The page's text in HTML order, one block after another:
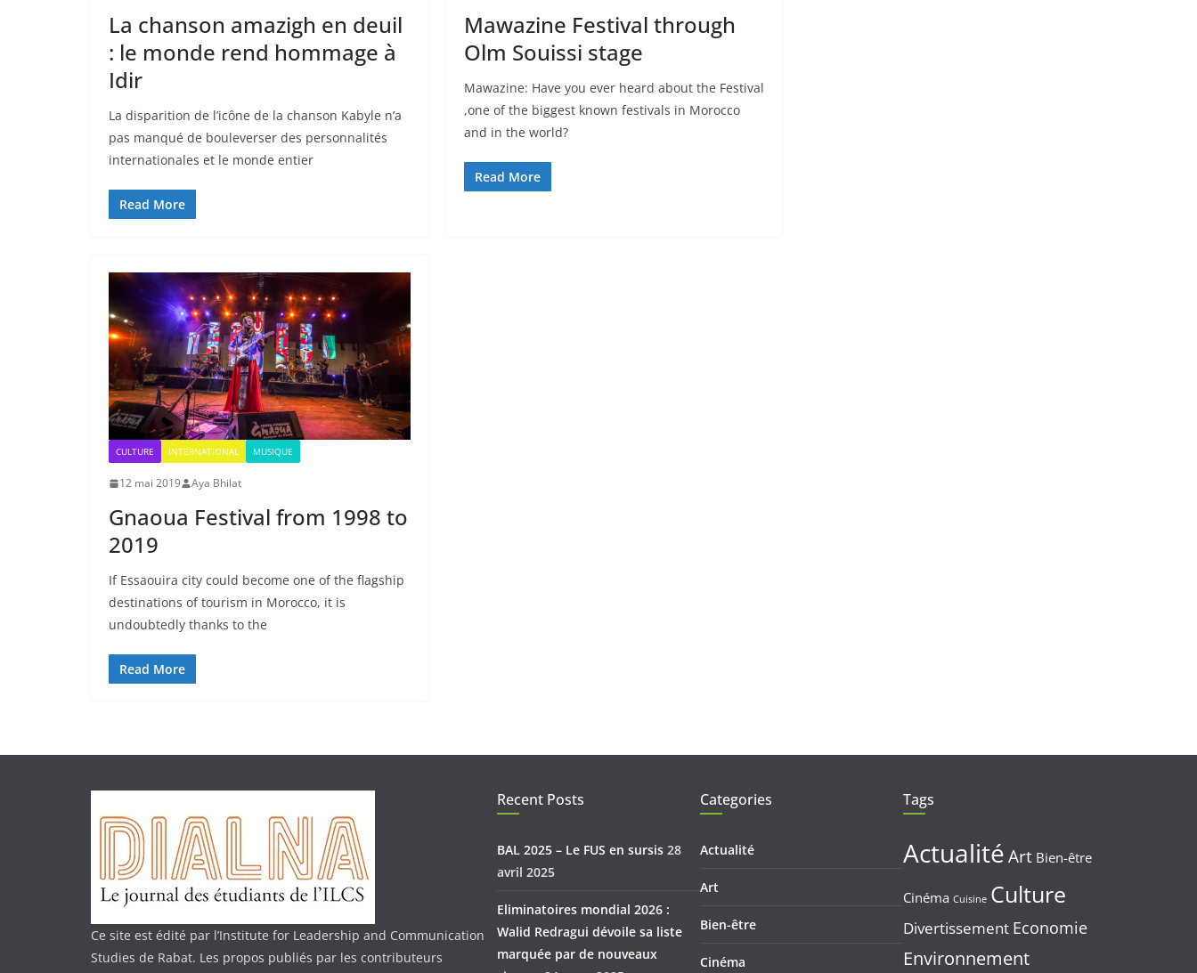
La chanson amazigh en deuil
: le monde rend hommage à
Idir
La disparition de l’icône de la chanson Kabyle n’a
pas manqué de bouleverser des personnalités
internationales et le monde entier
Read More
Mawazine Festival through
Olm Souissi stage
Mawazine: Have you ever heard about the Festival
,one of the biggest known festivals in Morocco
and in the world?
Read More
CULTURE INTERNATIONAL MUSIQUE
12 mai 2019 Aya Bhilat
Gnaoua Festival from 1998 to
2019
If Essaouira city could become one of the flagship
destinations of tourism in Morocco, it is
undoubtedly thanks to the
Read More
Ce site est édité par l’Institute for Leadership and Communication
Studies de Rabat. Les propos publiés par les contributeurs
Recent Posts
BAL 2025 – Le FUS en sursis 28
avril 2025
Eliminatoires mondial 2026 :
Walid Redragui dévoile sa liste
marquée par de nouveaux
Categories
Actualité
Art
Bien-être
Cinéma
Tags
ActualitéArt Bien-être
Cinéma Cuisine Culture
Divertissement Economie
Environnement